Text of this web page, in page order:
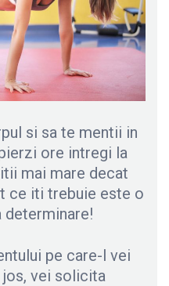
si sa te mentii in
ore intregi la
mai mare decat
ce iti trebuie este o
determinare!
pe care-l vei
jos, vei solicita